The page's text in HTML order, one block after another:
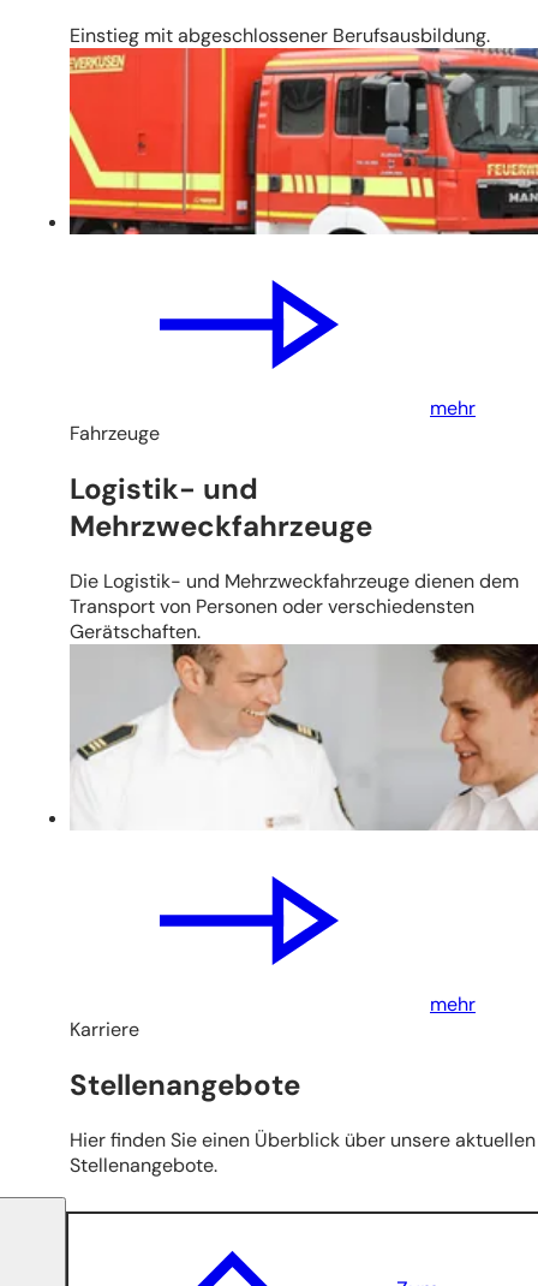
Einstieg mit abgeschlossener Berufsausbildung.
mehr
Fahrzeuge
Logistik- und
Mehrzweckfahrzeuge
Die Logistik- und Mehrzweckfahrzeuge dienen dem
Transport von Personen oder verschiedensten
Gerätschaften.
mehr
Karriere
Stellenangebote
Hier finden Sie einen Überblick über unsere aktuellen
Stellenangebote.